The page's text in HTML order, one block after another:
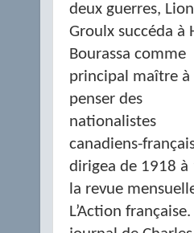
deux guerres,
Groulx succéda à
Bourassa comme
principal maître à
penser des
nationalistes
canadiens-
dirigea de 1918 à
la revue
L’Action